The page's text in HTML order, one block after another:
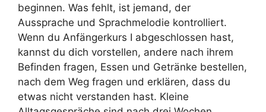
beginnen. Was fehlt, ist jemand, der
Aussprache und Sprachmelodie kontrolliert.
Wenn du Anfängerkurs I abgeschlossen hast,
kannst du dich vorstellen, andere nach ihrem
Befinden fragen, Essen und Getränke bestellen,
nach dem Weg fragen und erklären, dass du
etwas nicht verstanden hast. Kleine